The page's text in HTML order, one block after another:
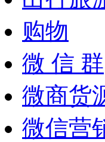
购物
微 信 群
微商货
微信营